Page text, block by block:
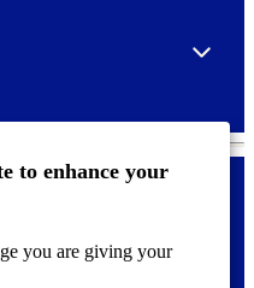
to enhance your
you are giving your
Expand
obavijesti